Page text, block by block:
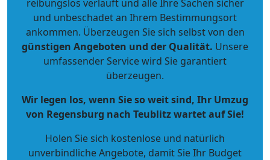
reibungslos verläuft und alle Ihre Sachen sicher
und unbeschadet an Ihrem Bestimmungsort
ankommen. Überzeugen Sie sich selbst von den
günstigen Angeboten und der Qualität. Unsere
umfassender Service wird Sie garantiert
überzeugen.
Wir legen los, wenn Sie so weit sind, Ihr Umzug
von Regensburg nach Teublitz wartet auf Sie!
Holen Sie sich kostenlose und natürlich
unverbindliche Angebote, damit Sie Ihr Budget